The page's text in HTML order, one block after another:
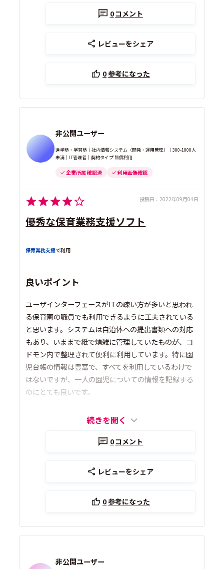
0コメント
レビューをシェア
0参考になった
非公開ユーザー
進学塾・学習塾｜社内情報システム（開発・運用管理）｜300-1000人
未満｜IT管理者｜契約タイプ 無償利用
企業所属 確認済 利用画像確認
投稿日： 2022年09月04日
優秀な保育業務支援ソフト
保育業務支援で利用
良いポイント
ユーザインターフェースがITの疎い方が多いと思われ
る保育園の職員でも利用できるように工夫されている
と思います。システムは自治体への提出書類への対応
もあり、いままで紙で煩雑に管理していたものが、コ
ドモン内で整理されて便利に利用しています。特に園
児台帳の情報は豊富で、すべてを利用しているわけで
はないですが、一人の園児についての情報を記録する
のにとても良いです。
続きを開く
0コメント
レビューをシェア
0参考になった
非公開ユーザー